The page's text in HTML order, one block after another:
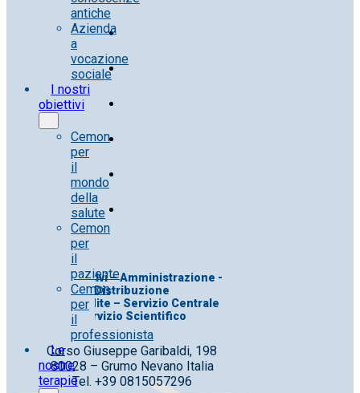
antiche
Azienda
a
vocazione
sociale
I nostri
obiettivi
Cemon
per
il
mondo
della
salute
Cemon
per
il
paziente
Cemon
per
il
professionista
Le
nostre
terapie
Uff. Direttivi – Amministrazione -
Distribuzione
Uff. Vendite – Servizio Centrale
Servizio Scientifico
Corso Giuseppe Garibaldi, 198
80028 – Grumo Nevano Italia
Tel. +39 0815057296